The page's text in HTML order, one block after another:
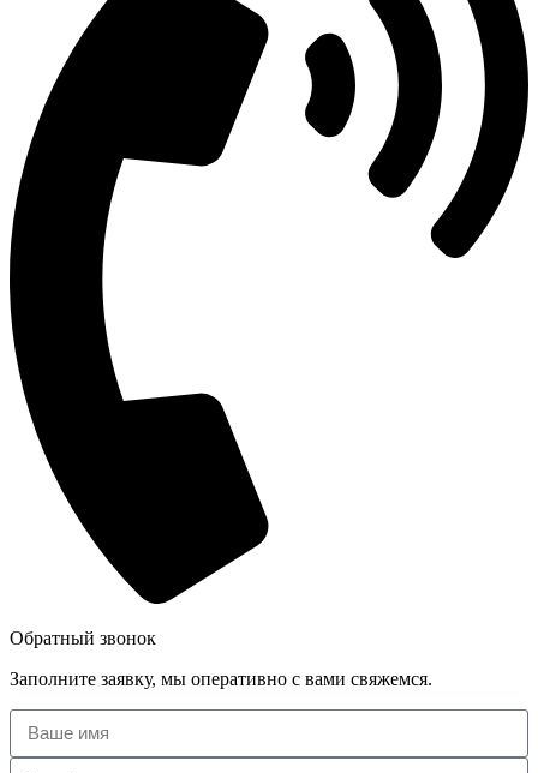
Обратный звонок
Заполните заявку, мы оперативно с вами свяжемся.